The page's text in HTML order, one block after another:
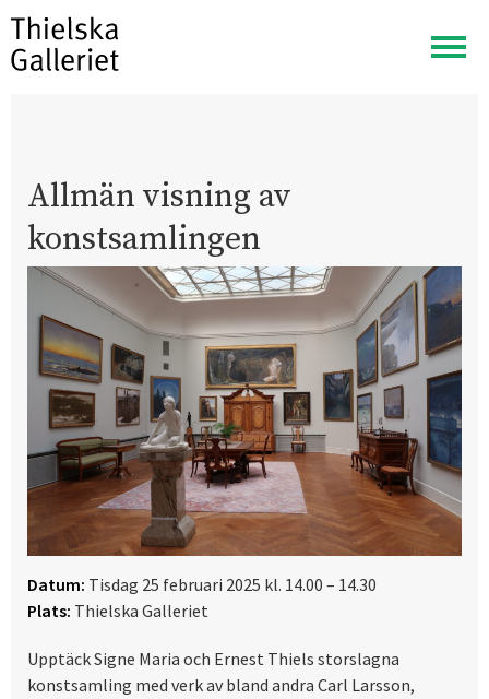
Visa
meny
Allmän visning av
konstsamlingen
Datum: Tisdag 25 februari 2025 kl. 14.00 – 14.30
Plats: Thielska Galleriet
Upptäck Signe Maria och Ernest Thiels storslagna
konstsamling med verk av bland andra Carl Larsson,